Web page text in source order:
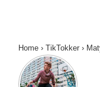
Home › TikTokker ›